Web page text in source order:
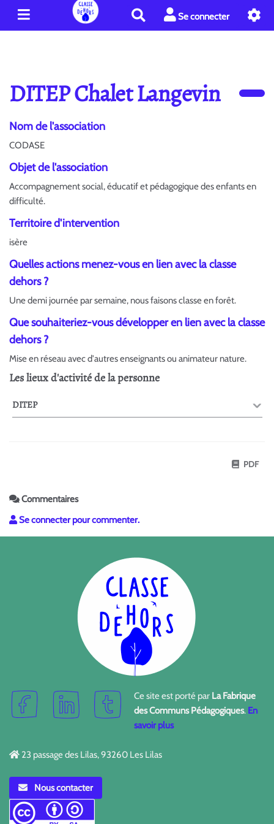
e
c
Se connecter
DITEP Chalet Langevin
Nom de l'association
CODASE
Objet de l'association
Accompagnement social, éducatif et pédagogique des enfants en
difficulté.
Territoire d'intervention
isère
Quelles actions menez-vous en lien avec la classe
dehors ?
Une demi journée par semaine, nous faisons classe en forêt.
Que souhaiteriez-vous développer en lien avec la classe
dehors ?
Mise en réseau avec d'autres enseignants ou animateur nature.
Les lieux d'activité de la personne
DITEP
PDF
Commentaires
Se connecter pour commenter.
Ce site est porté par La Fabrique
des Communs Pédagogiques. En
savoir plus
23 passage des Lilas, 93260 Les Lilas
Nous contacter